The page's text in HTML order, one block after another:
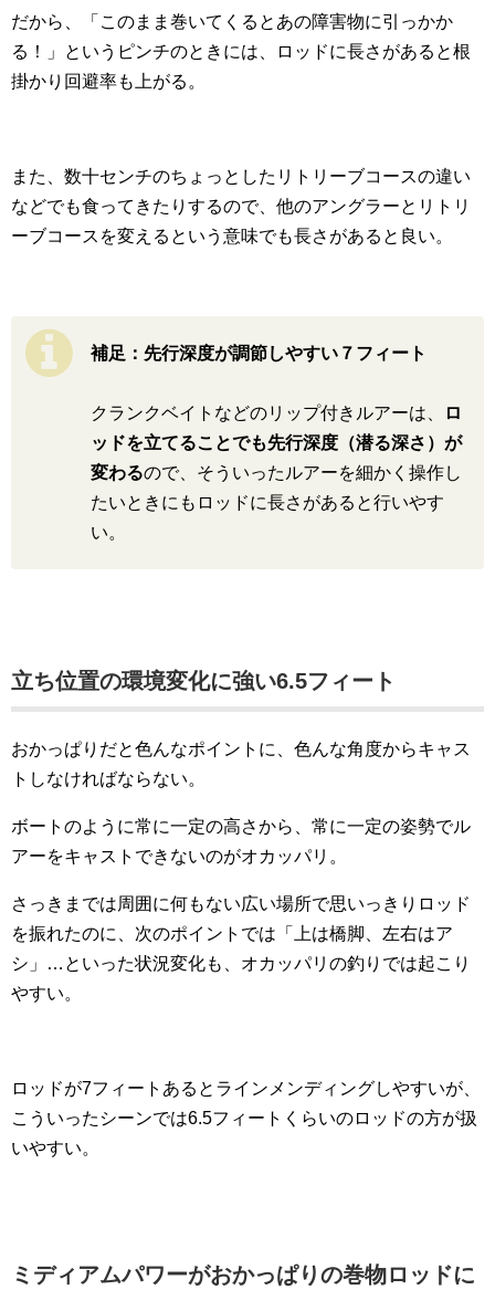
だから、「このまま巻いてくるとあの障害物に引っかか
る！」というピンチのときには、ロッドに長さがあると根
掛かり回避率も上がる。
また、数十センチのちょっとしたリトリーブコースの違い
などでも食ってきたりするので、他のアングラーとリトリ
ーブコースを変えるという意味でも長さがあると良い。
補足：先行深度が調節しやすい７フィート
クランクベイトなどのリップ付きルアーは、
ロ
ッドを立てることでも先行深度（潜る深さ）が
変わるので、そういったルアーを細かく操作し
たいときにもロッドに長さがあると行いやす
い。
立ち位置の環境変化に強い6.5フィート
おかっぱりだと色んなポイントに、色んな角度からキャス
トしなければならない。
ボートのように常に一定の高さから、常に一定の姿勢でル
アーをキャストできないのがオカッパリ。
さっきまでは周囲に何もない広い場所で思いっきりロッド
を振れたのに、次のポイントでは「上は橋脚、左右はア
シ」…といった状況変化も、オカッパリの釣りでは起こり
やすい。
ロッドが7フィートあるとラインメンディングしやすいが、
こういったシーンでは6.5フィートくらいのロッドの方が扱
いやすい。
ミディアムパワーがおかっぱりの巻物ロッドに